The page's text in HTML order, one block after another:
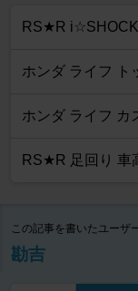
RS★R
ホンダ ライフ ト
ホンダ ライフ カ
RS★R 足回り 車
この記事を書いたユーザ
勘吉